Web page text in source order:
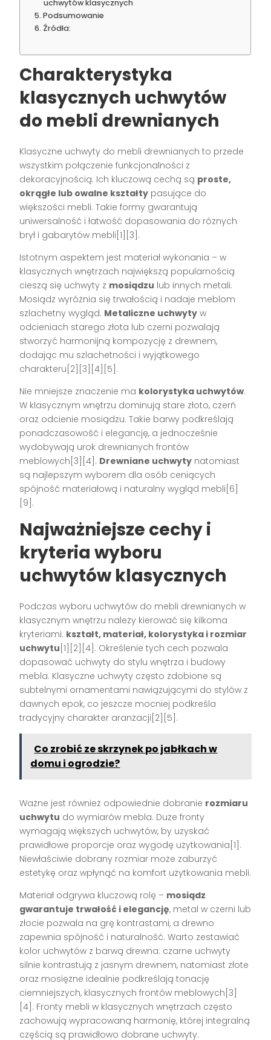
uchwytów klasycznych
Podsumowanie
Źródła:
Charakterystyka
klasycznych uchwytów
do mebli drewnianych
Klasyczne uchwyty do mebli drewnianych to przede
wszystkim połączenie funkcjonalności z
dekoracyjnością. Ich kluczową cechą są proste,
okrągłe lub owalne kształty pasujące do
większości mebli. Takie formy gwarantują
uniwersalność i łatwość dopasowania do różnych
brył i gabarytów mebli[1][3].
Istotnym aspektem jest materiał wykonania – w
klasycznych wnętrzach największą popularnością
cieszą się uchwyty z mosiądzu lub innych metali.
Mosiądz wyróżnia się trwałością i nadaje meblom
szlachetny wygląd. Metaliczne uchwyty w
odcieniach starego złota lub czerni pozwalają
stworzyć harmonijną kompozycję z drewnem,
dodając mu szlachetności i wyjątkowego
charakteru[2][3][4][5].
Nie mniejsze znaczenie ma kolorystyka uchwytów.
W klasycznym wnętrzu dominują stare złoto, czerń
oraz odcienie mosiądzu. Takie barwy podkreślają
ponadczasowość i elegancję, a jednocześnie
wydobywają urok drewnianych frontów
meblowych[3][4]. Drewniane uchwyty natomiast
są najlepszym wyborem dla osób ceniących
spójność materiałową i naturalny wygląd mebli[6]
[9].
Najważniejsze cechy i
kryteria wyboru
uchwytów klasycznych
Podczas wyboru uchwytów do mebli drewnianych w
klasycznym wnętrzu należy kierować się kilkoma
kryteriami: kształt, materiał, kolorystyka i rozmiar
uchwytu [1][2][4]. Określenie tych cech pozwala
dopasować uchwyty do stylu wnętrza i budowy
mebla. Klasyczne uchwyty często zdobione są
subtelnymi ornamentami nawiązującymi do stylów z
dawnych epok, co jeszcze mocniej podkreśla
tradycyjny charakter aranżacji[2][5].
Co zrobić ze skrzynek po jabłkach w
domu i ogrodzie?
Ważne jest również odpowiednie dobranie rozmiaru
uchwytu do wymiarów mebla. Duże fronty
wymagają większych uchwytów, by uzyskać
prawidłowe proporcje oraz wygodę użytkowania[1].
Niewłaściwie dobrany rozmiar może zaburzyć
estetykę oraz wpłynąć na komfort użytkowania mebli.
Materiał odgrywa kluczową rolę – mosiądz
gwarantuje trwałość i elegancję, metal w czerni lub
złocie pozwala na grę kontrastami, a drewno
zapewnia spójność i naturalność. Warto zestawiać
kolor uchwytów z barwą drewna: czarne uchwyty
silnie kontrastują z jasnym drewnem, natomiast złote
oraz mosiężne idealnie podkreślają tonację
ciemniejszych, klasycznych frontów meblowych[3]
[4]. Fronty mebli w klasycznych wnętrzach często
zachowują wypracowaną harmonię, której integralną
częścią są prawidłowo dobrane uchwyty.